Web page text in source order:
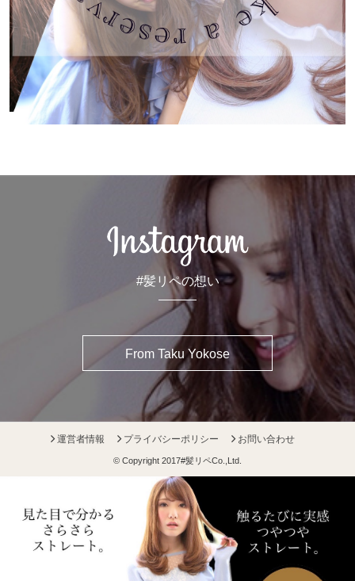
#髪リペの想い
From Taku Yokose
運営者情報 プライバシーポリシー お問い合わせ
© Copyright 2017#髪リペCo.,Ltd.